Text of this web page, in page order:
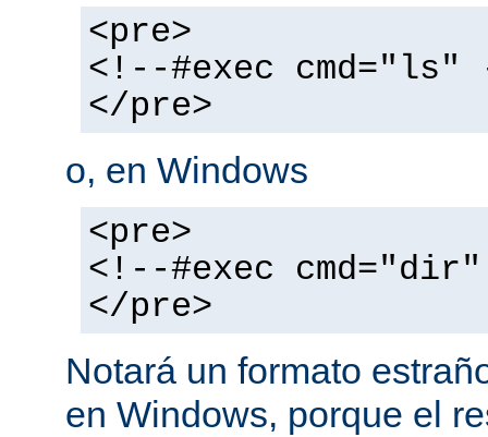
<pre>
<!--#exec cmd="ls"
</pre>
o, en Windows
<pre>
<!--#exec
</pre>
Notará un formato
en Windows, porque el